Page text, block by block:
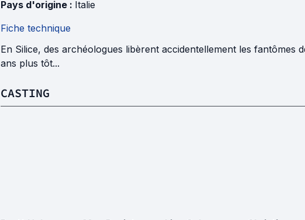
Pays d'origine : Italie
Fiche technique
En Silice, des archéologues libèrent accidentellement les fantômes
ans plus tôt...
CASTING